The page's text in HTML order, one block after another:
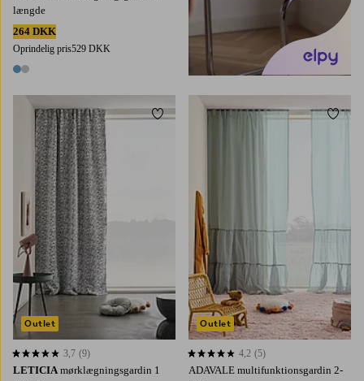
længde
264 DKK
Oprindelig pris529 DKK
2 farver
LETICIA mørklægningsgardin 1
3,7 baseret på 9 bedømmelser
3,7 (9)
Outlet
Tilføj til favoritter
250300
ADAVALE multifunktionsgardin 2-
4,2 baseret på 5 bedømmelser
4,2 (5)
Outlet
Tilføj